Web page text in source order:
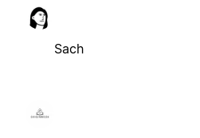
Sach